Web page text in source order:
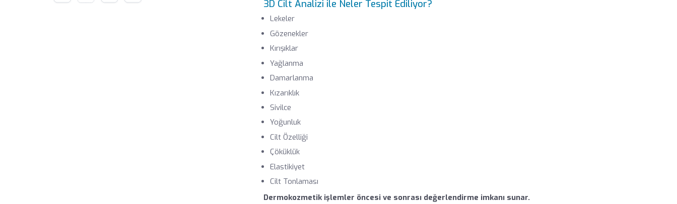
3D Cilt Analizi ile Neler Tespit Ediliyor?
Lekeler
Gözenekler
Kırışıklar
Yağlanma
Damarlanma
Kızarıklık
Sivilce
Yoğunluk
Cilt Özelliği
Çöküklük
Elastikiyet
Cilt Tonlaması
Dermokozmetik işlemler öncesi ve sonrası değerlendirme imkanı sunar.